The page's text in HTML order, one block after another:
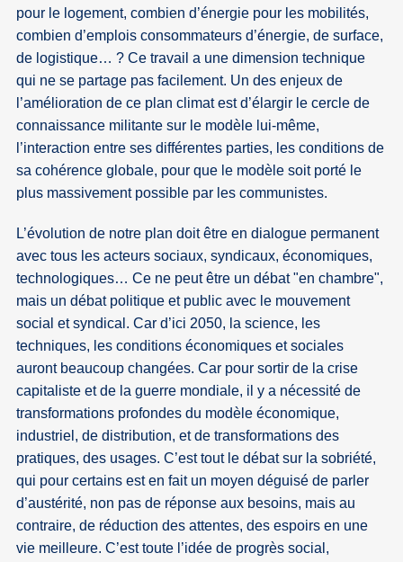
pour le logement, combien d’énergie pour les mobilités,
combien d’emplois consommateurs d’énergie, de surface,
de logistique… ? Ce travail a une dimension technique
qui ne se partage pas facilement. Un des enjeux de
l’amélioration de ce plan climat est d’élargir le cercle de
connaissance militante sur le modèle lui-même,
l’interaction entre ses différentes parties, les conditions de
sa cohérence globale, pour que le modèle soit porté le
plus massivement possible par les communistes.
L’évolution de notre plan doit être en dialogue permanent
avec tous les acteurs sociaux, syndicaux, économiques,
technologiques… Ce ne peut être un débat "en chambre",
mais un débat politique et public avec le mouvement
social et syndical. Car d’ici 2050, la science, les
techniques, les conditions économiques et sociales
auront beaucoup changées. Car pour sortir de la crise
capitaliste et de la guerre mondiale, il y a nécessité de
transformations profondes du modèle économique,
industriel, de distribution, et de transformations des
pratiques, des usages. C’est tout le débat sur la sobriété,
qui pour certains est en fait un moyen déguisé de parler
d’austérité, non pas de réponse aux besoins, mais au
contraire, de réduction des attentes, des espoirs en une
vie meilleure. C’est toute l’idée de progrès social,